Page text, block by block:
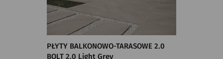
PŁYTY BALKONOWO-TARASOWE 2.0
BOLT 2.0 Light Grey